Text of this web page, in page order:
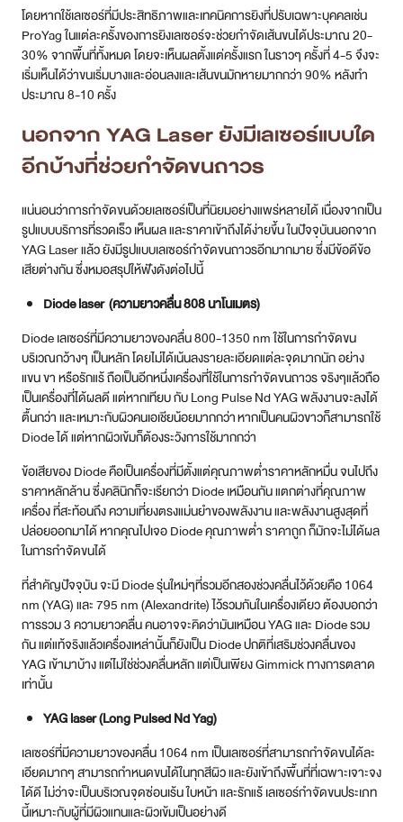
นอกจาก YAG Laser ยังมีเลเซอร์แบบใด
อีกบ้างที่ช่วยกำจัดขนถาวร
แน่นอนว่าการกำจัดขนด้วยเลเซอร์เป็นที่นิยมอย่างแพร่หลายได้ เนื่องจากเป็น
YAG Laser แล้ว ยังมีรูปแบบเลเซอร์กำจัดขนถาวรอีกมากมาย ซึ่งมีข้อดีข้อ
เสียต่างกัน ซึ่งหมอสรุปให้ฟังดังต่อไปนี้
Diode เลเซอร์ที่มีความยาวของคลื่น 800-1350 nm ใช้ในการกำจัดขน
บริเวณกว้างๆ เป็นหลัก โดยไม่ได้เน้นลงรายละเอียดแต่ละจุดมากนัก อย่าง
แขน ขา หรือรักแร้ ถือเป็นอีกหนึ่งเครื่องที่ใช้ในการกำจัดขนถาวร จริงๆแล้วถือ
เป็นเครื่องที่ได้ผลดี แต่หากเทียบ กับ Long Pulse Nd YAG พลังงานจะลงได้
ตื้นกว่า และเหมาะกับผิวคนเอเชียน้อยมากกว่า หากเป็นคนผิวขาวก็สามารถใช้
ข้อเสียของ Diode คือเป็นเครื่องที่มีตั้งแต่คุณภาพต่ำราคาหลักหมื่น จนไปถึง
ราคาหลักล้าน ซึ่งคลินิกก็จะเรียกว่า Diode เหมือนกัน แตกต่างที่คุณภาพ
เครื่อง ที่สะท้อนถึง ความเที่ยงตรงแม่นยำของพลังงาน และพลังงานสูงสุดที่
ปล่อยออกมาได้ หากคุณไปเจอ Diode คุณภาพต่ำ ราคาถูก ก็มักจะไม่ได้ผล
ในการกำจัดขนได้
ที่สำคัญปัจจุบัน จะมี Diode รุ่นใหม่ๆที่รวมอีกสองช่วงคลื่นไว้ด้วยคือ 1064
nm (YAG) และ 795 nm (Alexandrite) ไว้รวมกันในเครื่องเดียว ต้องบอกว่า
การรวม 3 ความยาวคลื่น คนอาจจะคิดว่ามันเหมือน YAG และ Diode รวม
กัน แต่แท้จริงแล้วเครื่องเหล่านั้นก็ยังเป็น Diode ปกติที่เสริมช่วงคลื่นของ
YAG เข้ามาบ้าง แต่ไม่ใช่ช่วงคลื่นหลัก แต่เป็นเพียง Gimmick ทางการตลาด
YAG laser (Long Pulsed Nd Yag)
เลเซอร์ที่มีความยาวของคลื่น 1064 nm เป็นเลเซอร์ที่สามารถกำจัดขนได้ละ
เอียดมากๆ สามารถกำหนดขนได้ในทุกสีผิว และยังเข้าถึงพื้นที่ที่เฉพาะเจาะจง
ได้ดี ไม่ว่าจะเป็นบริเวณจุดซ่อนเร้น ใบหน้า และรักแร้ เลเซอร์กำจัดขนประเภท
นี้เหมาะกับผู้ที่มีผิวแทนและผิวเข้มเป็นอย่างดี
ปลอดภัยที่สุดในผิวคนเอเชีย โอกาสเสี่ยงต่อการไหม้เบิร์นน้อยที่สุด สามารถ
กำหนดขนได้ในทุกสีผิว มีความจำเพาะเจาะจงต่อเส้นขนสูงสุด และเครื่องโดย
มากที่เป็น Long Pulse Nd YAG มักเป็นเครื่องที่มีมาตรฐานสูง เครื่องเลียน
แบบจะน้อย โอกาสเสี่ยงเจอเครื่องไม่ได้มาตรฐานจะน้อยเช่นกัน (ยกเว้นโดน
คลินิกหลอกเอาเครื่องอื่นมาขายเป็น Long Pulse Nd YAG )